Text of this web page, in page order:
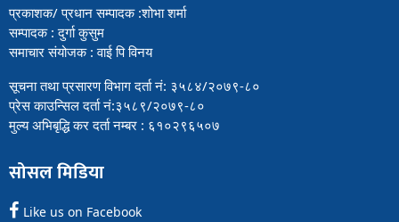
प्रकाशक/ प्रधान सम्पादक :शोभा शर्मा
सम्पादक : दुर्गा कुसुम
समाचार संयोजक : वाई पि विनय
सूचना तथा प्रसारण विभाग दर्ता नं: ३५८४/२०७९-८०
प्रेस काउन्सिल दर्ता नं:३५८९/२०७९-८०
मुल्य अभिबृद्धि कर दर्ता नम्बर : ६१०२९६५०७
सोसल मिडिया
Like us on Facebook